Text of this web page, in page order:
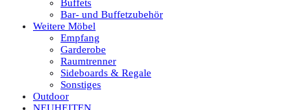
Buffets
Bar- und Buffetzubehör
Weitere Möbel
Empfang
Garderobe
Raumtrenner
Sideboards & Regale
Sonstiges
Outdoor